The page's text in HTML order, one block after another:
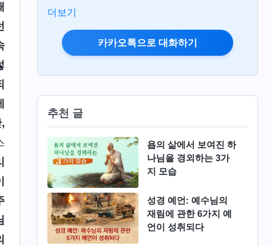
더보기
카카오톡으로 대화하기
추천 글
욥의 삶에서 보여진 하
나님을 경외하는 3가
지 모습
성경 예언: 예수님의
재림에 관한 6가지 예
언이 성취되다